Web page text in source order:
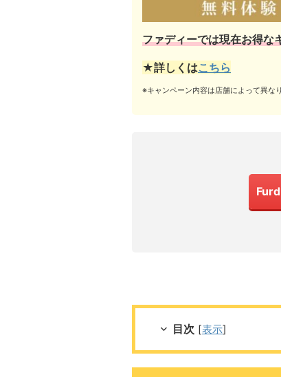
ファディーでは現在お得な
★詳しくはこちら
※キャンペーン内容は店舗によって異なり
目次 [表示]